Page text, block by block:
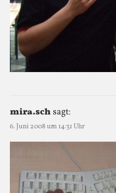
mira.sch sagt:
6. Juni 2008 um 14:31 Uhr